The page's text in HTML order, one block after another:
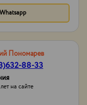
Whatsapp
Пономарев
88-33
на сайте